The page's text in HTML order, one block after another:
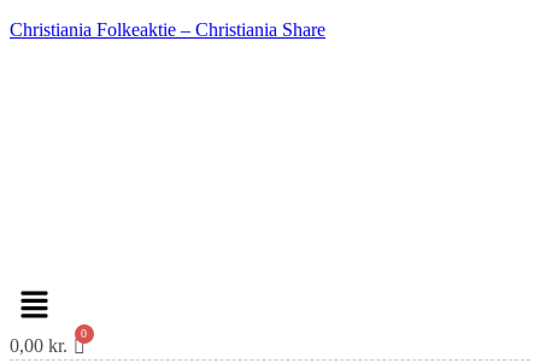
Christiania Folkeaktie – Christiania Share
Menu
0,00 kr.